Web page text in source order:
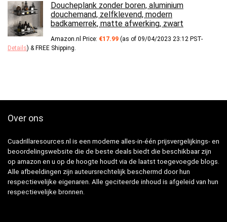
Doucheplank zonder boren, aluminium
douchemand, zelfklevend, modern
badkamerrek, matte afwerking, zwart
Amazon.nl Price: €17.99 (as of 09/04/2023 23:12 PST-
Details) & FREE Shipping.
Over ons
Cuadrillaresources.nl is een moderne alles-in-één prijsvergelijkings- en
beoordelingswebsite die de beste deals biedt die beschikbaar zijn
op amazon en u op de hoogte houdt via de laatst toegevoegde blogs.
Alle afbeeldingen zijn auteursrechtelijk beschermd door hun
respectievelijke eigenaren. Alle geciteerde inhoud is afgeleid van hun
respectievelijke bronnen.